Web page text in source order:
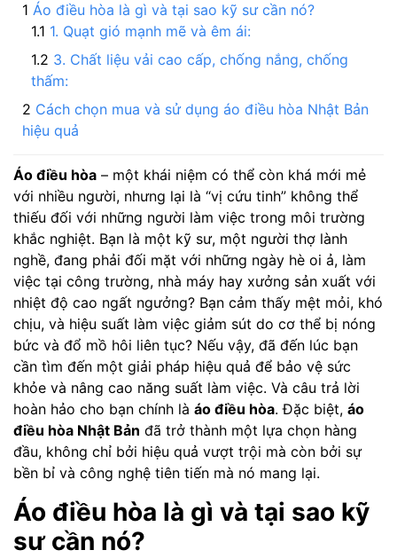
Áo điều hòa là gì và tại sao kỹ sư cần nó?
1. Quạt gió mạnh mẽ và êm ái:
3. Chất liệu vải cao cấp, chống nắng, chống
thấm:
Cách chọn mua và sử dụng áo điều hòa Nhật Bản
hiệu quả
Áo điều hòa – một khái niệm có thể còn khá mới mẻ
với nhiều người, nhưng lại là “vị cứu tinh” không thể
thiếu đối với những người làm việc trong môi trường
khắc nghiệt. Bạn là một kỹ sư, một người thợ lành
nghề, đang phải đối mặt với những ngày hè oi ả, làm
việc tại công trường, nhà máy hay xưởng sản xuất với
nhiệt độ cao ngất ngưởng? Bạn cảm thấy mệt mỏi, khó
chịu, và hiệu suất làm việc giảm sút do cơ thể bị nóng
bức và đổ mồ hôi liên tục? Nếu vậy, đã đến lúc bạn
cần tìm đến một giải pháp hiệu quả để bảo vệ sức
khỏe và nâng cao năng suất làm việc. Và câu trả lời
hoàn hảo cho bạn chính là áo điều hòa. Đặc biệt, áo
điều hòa Nhật Bản đã trở thành một lựa chọn hàng
đầu, không chỉ bởi hiệu quả vượt trội mà còn bởi sự
bền bỉ và công nghệ tiên tiến mà nó mang lại.
Áo điều hòa là gì và tại sao kỹ
sư cần nó?